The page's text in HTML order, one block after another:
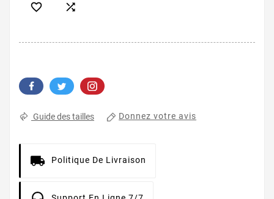
 
Guide des tailles Donnez votre avis
Politique De Livraison